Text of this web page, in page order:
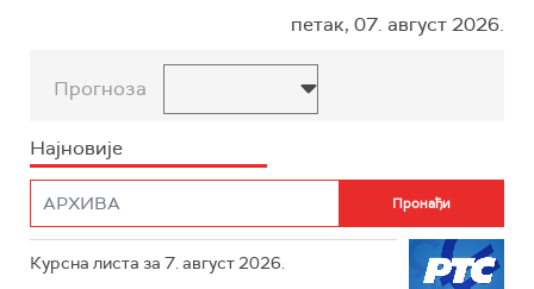
петак, 07. август 2026.
Прогноза
Најновије
Курсна листа за 7. август 2026.